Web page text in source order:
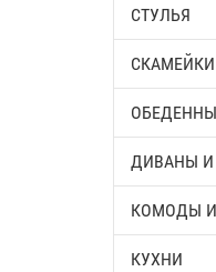
СТУЛЬЯ
ДИВАНЫ И
КОМОДЫ
КУХНИ